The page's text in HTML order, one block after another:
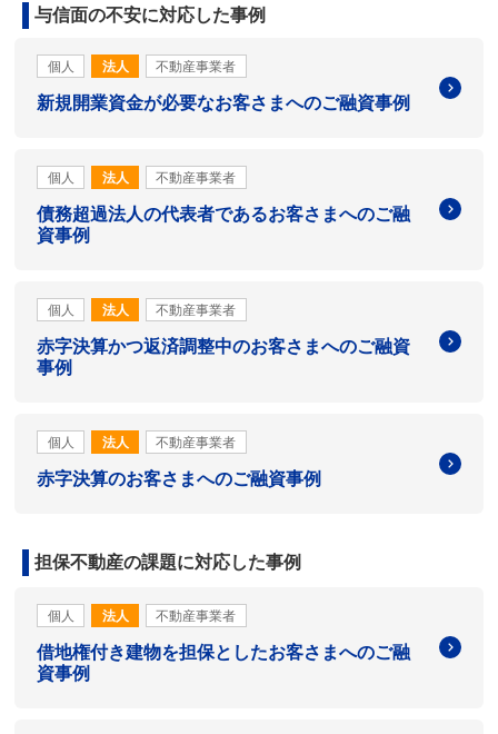
与信面の不安に対応した事例
個人 法人 不動産事業者
新規開業資金が必要なお客さまへのご融資事例
個人 法人 不動産事業者
債務超過法人の代表者であるお客さまへのご融
資事例
個人 法人 不動産事業者
赤字決算かつ返済調整中のお客さまへのご融資
事例
個人 法人 不動産事業者
赤字決算のお客さまへのご融資事例
担保不動産の課題に対応した事例
個人 法人 不動産事業者
借地権付き建物を担保としたお客さまへのご融
資事例